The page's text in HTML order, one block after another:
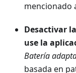
mencionado
Desactivar la
use la
Batería
basada en